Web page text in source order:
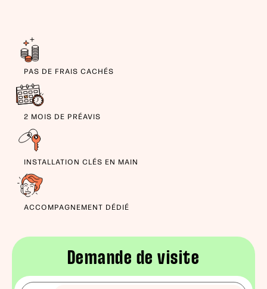
PAS DE FRAIS CACHÉS
2 MOIS DE PRÉAVIS
INSTALLATION CLÉS EN MAIN
ACCOMPAGNEMENT DÉDIÉ
Demande de visite